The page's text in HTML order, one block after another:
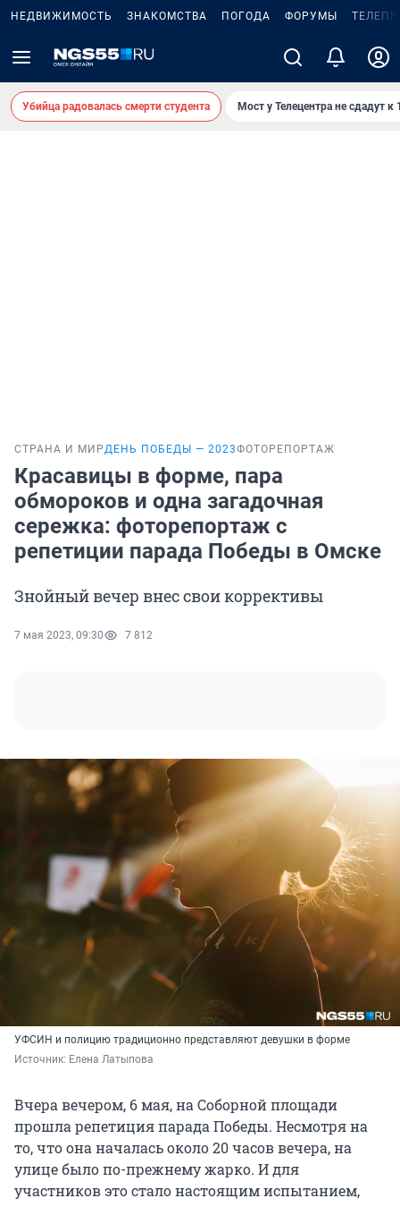
НЕДВИЖИМОСТЬ ЗНАКОМСТВА ПОГОДА ФОРУМЫ
Убийца радовалась смерти студента Мост у Телецентра не сдадут к
СТРАНА И МИРДЕНЬ ПОБЕДЫ — 2023ФОТОРЕПОРТАЖ
Красавицы в форме, пара
обмороков и одна загадочная
сережка: фоторепортаж с
репетиции парада Победы в Омске
Знойный вечер внес свои коррективы
7 мая 2023, 09:30 7 812
УФСИН и полицию традиционно представляют девушки в форме
Источник: Елена Латыпова
Вчера вечером, 6 мая, на Соборной площади
прошла репетиция парада Победы. Несмотря на
то, что она началась около 20 часов вечера, на
улице было по-прежнему жарко. И для
участников это стало настоящим испытанием,